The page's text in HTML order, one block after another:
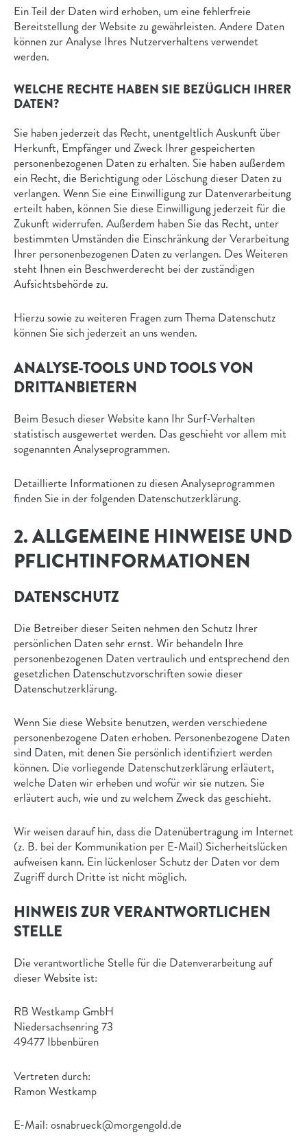
Ein Teil der Daten wird erhoben, um eine fehlerfreie
Bereitstellung der Website zu gewährleisten. Andere Daten
können zur Analyse Ihres Nutzerverhaltens verwendet
werden.
WELCHE RECHTE HABEN SIE BEZÜGLICH IHRER
DATEN?
Sie haben jederzeit das Recht, unentgeltlich Auskunft über
Herkunft, Empfänger und Zweck Ihrer gespeicherten
personenbezogenen Daten zu erhalten. Sie haben außerdem
ein Recht, die Berichtigung oder Löschung dieser Daten zu
verlangen. Wenn Sie eine Einwilligung zur Datenverarbeitung
erteilt haben, können Sie diese Einwilligung jederzeit für die
Zukunft widerrufen. Außerdem haben Sie das Recht, unter
bestimmten Umständen die Einschränkung der Verarbeitung
Ihrer personenbezogenen Daten zu verlangen. Des Weiteren
steht Ihnen ein Beschwerderecht bei der zuständigen
Aufsichtsbehörde zu.
Hierzu sowie zu weiteren Fragen zum Thema Datenschutz
können Sie sich jederzeit an uns wenden.
ANALYSE-TOOLS UND TOOLS VON
DRITT­ANBIETERN
Beim Besuch dieser Website kann Ihr Surf-Verhalten
statistisch ausgewertet werden. Das geschieht vor allem mit
sogenannten Analyseprogrammen.
Detaillierte Informationen zu diesen Analyseprogrammen
finden Sie in der folgenden Datenschutzerklärung.
2. ALLGEMEINE HINWEISE UND
PFLICHT­INFORMATIONEN
DATENSCHUTZ
Die Betreiber dieser Seiten nehmen den Schutz Ihrer
persönlichen Daten sehr ernst. Wir behandeln Ihre
personenbezogenen Daten vertraulich und entsprechend den
gesetzlichen Datenschutzvorschriften sowie dieser
Datenschutzerklärung.
Wenn Sie diese Website benutzen, werden verschiedene
personenbezogene Daten erhoben. Personenbezogene Daten
sind Daten, mit denen Sie persönlich identifiziert werden
können. Die vorliegende Datenschutzerklärung erläutert,
welche Daten wir erheben und wofür wir sie nutzen. Sie
erläutert auch, wie und zu welchem Zweck das geschieht.
Wir weisen darauf hin, dass die Datenübertragung im Internet
(z. B. bei der Kommunikation per E-Mail) Sicherheitslücken
aufweisen kann. Ein lückenloser Schutz der Daten vor dem
Zugriff durch Dritte ist nicht möglich.
HINWEIS ZUR VERANTWORTLICHEN
STELLE
Die verantwortliche Stelle für die Datenverarbeitung auf
dieser Website ist:
RB Westkamp GmbH
Niedersachsenring 73
49477 Ibbenbüren
Vertreten durch:
Ramon Westkamp
E-Mail: osnabrueck@morgengold.de